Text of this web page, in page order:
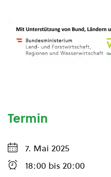
Termin
7. Mai 2025
18:00 bis 20:00